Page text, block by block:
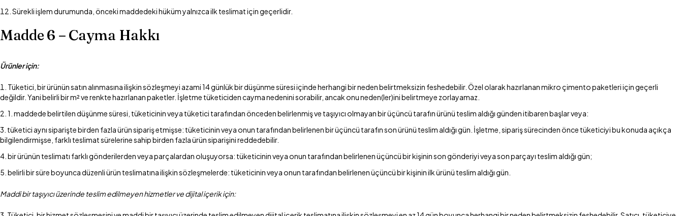
Sürekli işlem durumunda, önceki maddedeki hüküm yalnızca ilk teslimat için geçerlidir.
Madde 6 – Cayma Hakkı
Ürünler için:
Tüketici, bir ürünün satın alınmasına ilişkin sözleşmeyi azami 14 günlük bir düşünme süresi içinde herhangi bir neden belirtmeksizin feshedebilir. Özel olarak hazırlanan mikro çimento paketleri için geçerli
değildir. Yani belirli bir m² ve renkte hazırlanan paketler. İşletme tüketiciden cayma nedenini sorabilir, ancak onu neden(ler)ini belirtmeye zorlayamaz.
1. maddede belirtilen düşünme süresi, tüketicinin veya tüketici tarafından önceden belirlenmiş ve taşıyıcı olmayan bir üçüncü tarafın ürünü teslim aldığı günden itibaren başlar veya:
tüketici aynı siparişte birden fazla ürün sipariş etmişse: tüketicinin veya onun tarafından belirlenen bir üçüncü tarafın son ürünü teslim aldığı gün. İşletme, sipariş sürecinden önce tüketiciyi bu konuda açıkça
bilgilendirmişse, farklı teslimat sürelerine sahip birden fazla ürün siparişini reddedebilir.
bir ürünün teslimatı farklı gönderilerden veya parçalardan oluşuyorsa: tüketicinin veya onun tarafından belirlenen üçüncü bir kişinin son gönderiyi veya son parçayı teslim aldığı gün;
belirli bir süre boyunca düzenli ürün teslimatına ilişkin sözleşmelerde: tüketicinin veya onun tarafından belirlenen üçüncü bir kişinin ilk ürünü teslim aldığı gün.
Maddi bir taşıyıcı üzerinde teslim edilmeyen hizmetler ve dijital içerik için: